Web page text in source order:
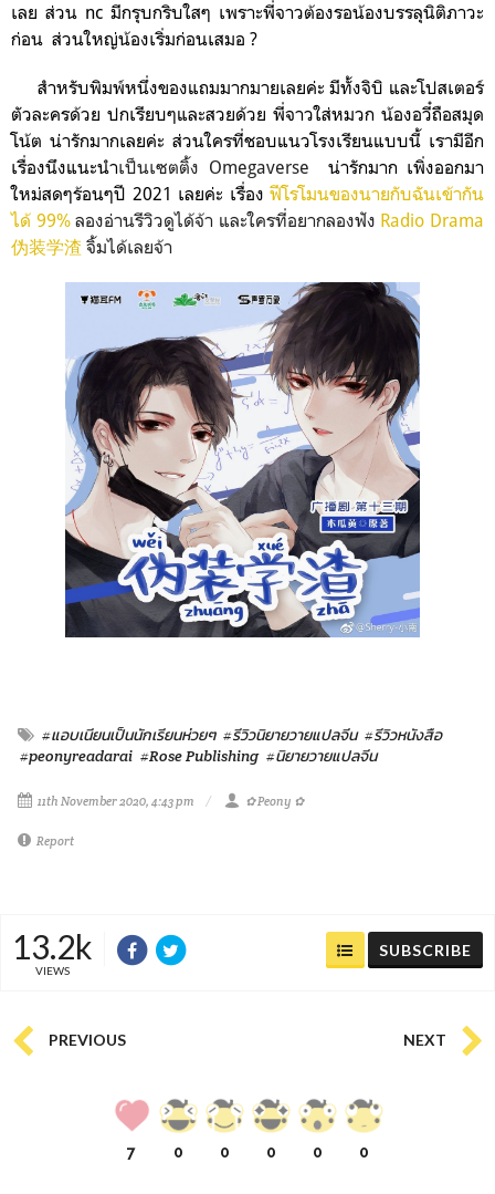
เลย ส่วน nc มีกรุบกริบใสๆ เพราะพี่จาวต้องรอน้องบรรลุนิติภาวะ
ก่อน ส่วนใหญ่น้องเริ่มก่อนเสมอ ?
สำหรับพิมพ์หนึ่งของแถมมากมายเลยค่ะ มีทั้งจิบิ และโปสเตอร์
ตัวละครด้วย ปกเรียบๆและสวยด้วย พี่จาวใส่หมวก น้องอวี๋ถือสมุด
โน้ต น่ารักมากเลยค่ะ ส่วนใครที่ชอบแนวโรงเรียนแบบนี้ เรามีอีก
เรื่องนึงแนะนำเป็นเซตติ้ง Omegaverse
น่ารักมาก เพิ่งออกมา
ใหม่สดๆร้อนๆปี 2021 เลยค่ะ เรื่อง ฟีโรโมนของนายกับฉันเข้ากัน
ได้ 99%ลองอ่านรีวิวดูได้จ้า และใครที่อยากลองฟัง Radio Drama
伪装学渣 จิ้มได้เลยจ้า
#แอบเนียนเป็นนักเรียนห่วยๆ #รีวิวนิยายวายแปลจีน #รีวิวหนังสือ
#peonyreadarai #Rose Publishing #นิยายวายแปลจีน
11th November 2020, 4:43 pm ✿ Peony ✿
Report
13.2k
VIEWS
SUBSCRIBE
PREVIOUS NEXT
7 0 0 0 0 0